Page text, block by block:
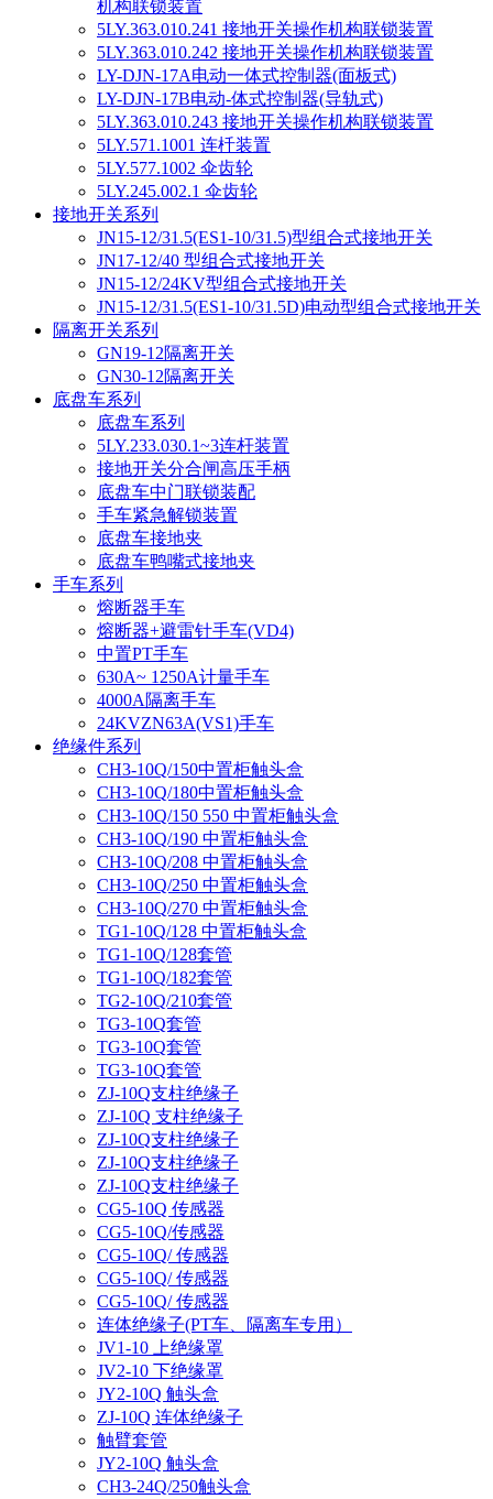
机构联锁装置
5LY.363.010.241 接地开关操作机构联锁装置
5LY.363.010.242 接地开关操作机构联锁装置
LY-DJN-17A电动一体式控制器(面板式)
LY-DJN-17B电动-体式控制器(导轨式)
5LY.363.010.243 接地开关操作机构联锁装置
5LY.571.1001 连杄装置
5LY.577.1002 伞齿轮
5LY.245.002.1 伞齿轮
接地开关系列
JN15-12/31.5(ES1-10/31.5)型组合式接地开关
JN17-12/40 型组合式接地开关
JN15-12/24KV型组合式接地开关
JN15-12/31.5(ES1-10/31.5D)电动型组合式接地开关
隔离开关系列
GN19-12隔离开关
GN30-12隔离开关
底盘车系列
底盘车系列
5LY.233.030.1~3连杆装置
接地开关分合闸高压手柄
底盘车中门联锁装配
手车紧急解锁装置
底盘车接地夹
底盘车鸭嘴式接地夹
手车系列
熔断器手车
熔断器+避雷针手车(VD4)
中置PT手车
630A~ 1250A计量手车
4000A隔离手车
24KVZN63A(VS1)手车
绝缘件系列
CH3-10Q/150中置柜触头盒
CH3-10Q/180中置柜触头盒
CH3-10Q/150 550 中置柜触头盒
CH3-10Q/190 中置柜触头盒
CH3-10Q/208 中置柜触头盒
CH3-10Q/250 中置柜触头盒
CH3-10Q/270 中置柜触头盒
TG1-10Q/128 中置柜触头盒
TG1-10Q/128套管
TG1-10Q/182套管
TG2-10Q/210套管
TG3-10Q套管
TG3-10Q套管
TG3-10Q套管
ZJ-10Q支柱绝缘子
ZJ-10Q 支柱绝缘子
ZJ-10Q支柱绝缘子
ZJ-10Q支柱绝缘子
ZJ-10Q支柱绝缘子
CG5-10Q 传感器
CG5-10Q/传感器
CG5-10Q/ 传感器
CG5-10Q/ 传感器
CG5-10Q/ 传感器
连体绝缘子(PT车、隔离车专用）
JV1-10 上绝缘罩
JV2-10 下绝缘罩
JY2-10Q 触头盒
ZJ-10Q 连体绝缘子
触臂套管
JY2-10Q 触头盒
CH3-24Q/250触头盒